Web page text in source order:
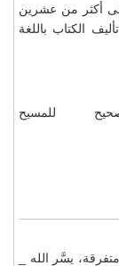
أكثر من عشرين
الكتاب باللغة
للمسيح
يسَّر الله _